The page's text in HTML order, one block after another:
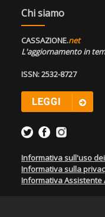
Chi siamo
CASSAZIONE.net
L'aggiornamento in
ISSN: 2532-8727
Informativa sull'uso
Informativa sulla
Informativa Assistente